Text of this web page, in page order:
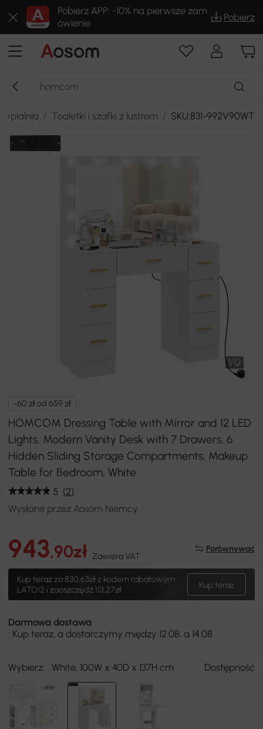
Pobierz APP: -10% na pierwsze zam
ówienie
Pobierz
Sypialnia / Toaletki i szafki z lustrem / SKU:831-992V90WT
1/12
-60 zł od 659 zł
HOMCOM Dressing Table with Mirror and 12 LED
Lights, Modern Vanity Desk with 7 Drawers, 6
Hidden Sliding Storage Compartments, Makeup
Table for Bedroom, White
5 (2)
Wysłane przez Aosom Niemcy
943,90zł Zawiera VAT
Porównywać
Kup teraz za830,63zł z kodem rabatowym:
LATO12 i zaoszczędź 113,27zł
Kup teraz
Darmowa dostawa
: Kup teraz, a dostarczymy między 12.08, a 14.08.
Wybierz: White, 100W x 40D x 137H cm Dostępność